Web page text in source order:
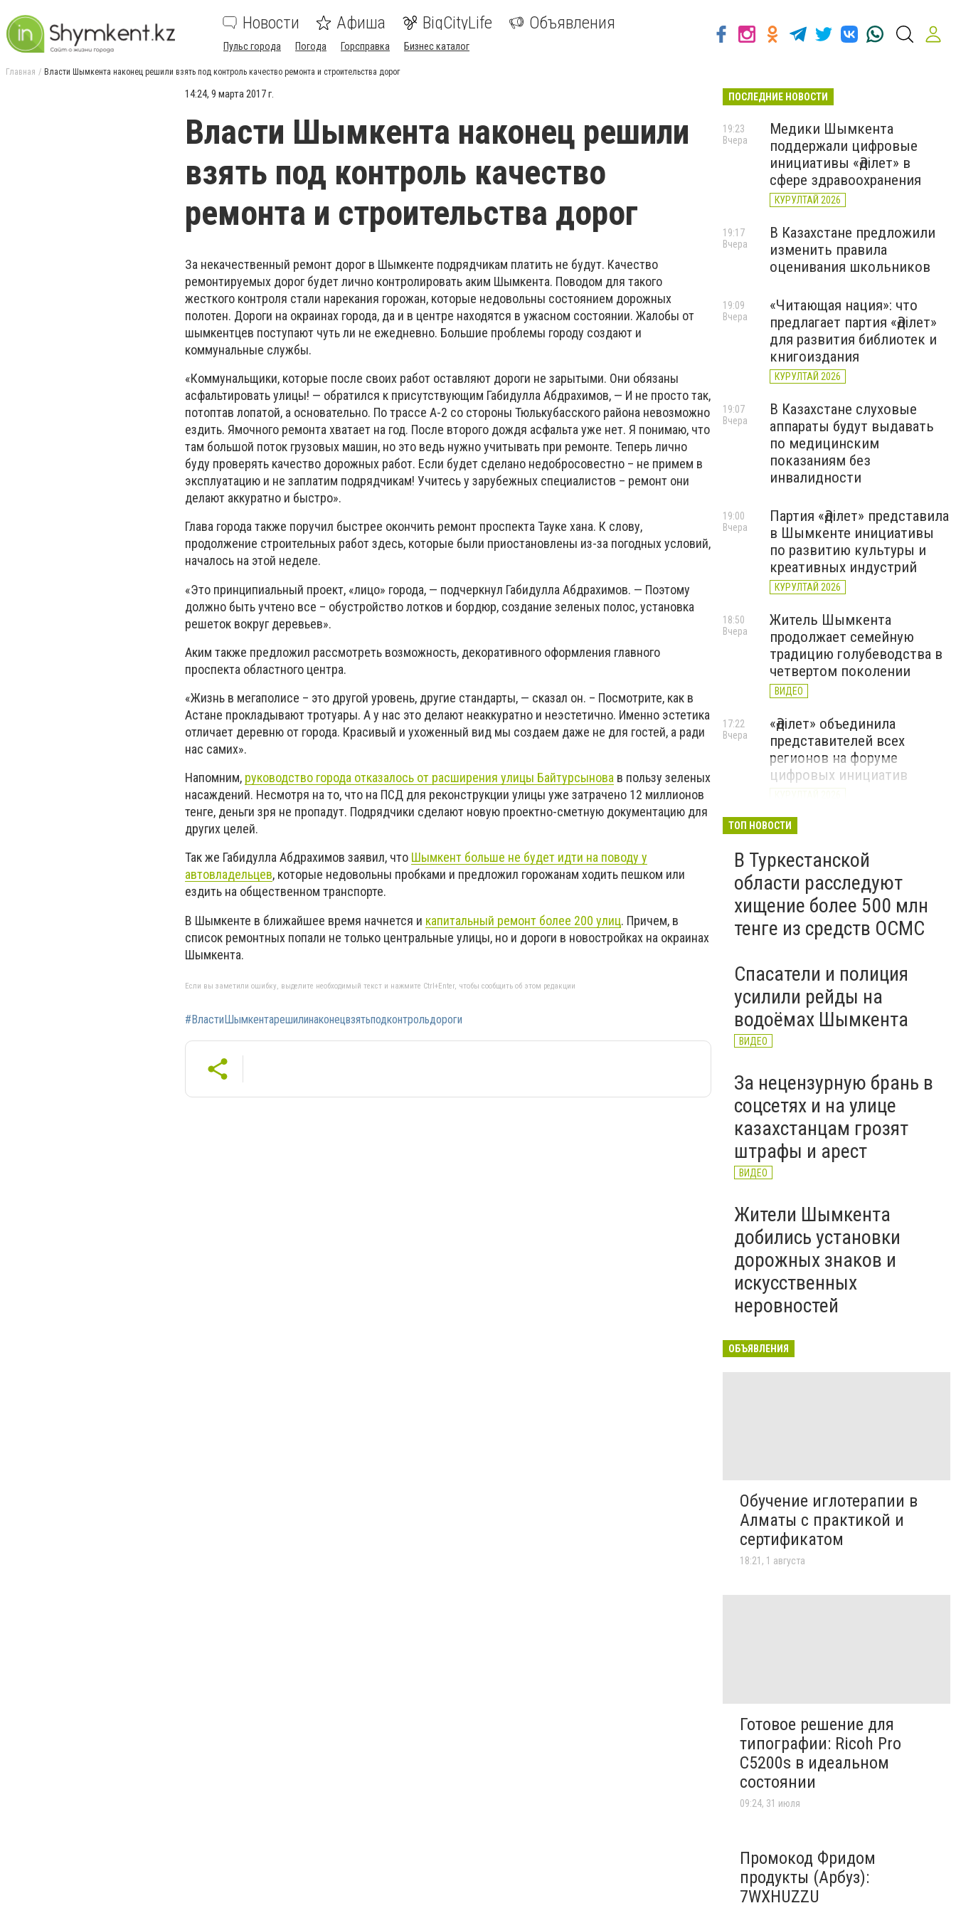
Новости Афиша BigCityLife Объявления
Пульс города Погода Горсправка Бизнес каталог
Главная Власти Шымкента наконец решили взять под контроль качество ремонта и строительства дорог
14:24, 9 марта 2017 г.
Власти Шымкента наконец решили
взять под контроль качество
ремонта и строительства дорог
За некачественный ремонт дорог в Шымкенте подрядчикам платить не будут. Качество
ремонтируемых дорог будет лично контролировать аким Шымкента. Поводом для такого
жесткого контроля стали нарекания горожан, которые недовольны состоянием дорожных
полотен. Дороги на окраинах города, да и в центре находятся в ужасном состоянии. Жалобы от
шымкентцев поступают чуть ли не ежедневно. Большие проблемы городу создают и
коммунальные службы.
«Коммунальщики, которые после своих работ оставляют дороги не зарытыми. Они обязаны
асфальтировать улицы! — обратился к присутствующим Габидулла Абдрахимов, — И не просто так,
потоптав лопатой, а основательно. По трассе А-2 со стороны Тюлькубасского района невозможно
ездить. Ямочного ремонта хватает на год. После второго дождя асфальта уже нет. Я понимаю, что
там большой поток грузовых машин, но это ведь нужно учитывать при ремонте. Теперь лично
буду проверять качество дорожных работ. Если будет сделано недобросовестно – не примем в
эксплуатацию и не заплатим подрядчикам! Учитесь у зарубежных специалистов – ремонт они
делают аккуратно и быстро».
Глава города также поручил быстрее окончить ремонт проспекта Тауке хана. К слову,
продолжение строительных работ здесь, которые были приостановлены из-за погодных условий,
началось на этой неделе.
«Это принципиальный проект, «лицо» города, — подчеркнул Габидулла Абдрахимов. — Поэтому
должно быть учтено все – обустройство лотков и бордюр, создание зеленых полос, установка
решеток вокруг деревьев».
Аким также предложил рассмотреть возможность, декоративного оформления главного
проспекта областного центра.
«Жизнь в мегаполисе – это другой уровень, другие стандарты, — сказал он. – Посмотрите, как в
Астане прокладывают тротуары. А у нас это делают неаккуратно и неэстетично. Именно эстетика
отличает деревню от города. Красивый и ухоженный вид мы создаем даже не для гостей, а ради
нас самих».
Напомним, руководство города отказалось от расширения улицы Байтурсынова в пользу зеленых
насаждений. Несмотря на то, что на ПСД для реконструкции улицы уже затрачено 12 миллионов
тенге, деньги зря не пропадут. Подрядчики сделают новую проектно-сметную документацию для
других целей.
Так же Габидулла Абдрахимов заявил, что Шымкент больше не будет идти на поводу у
автовладельцев, которые недовольны пробками и предложил горожанам ходить пешком или
ездить на общественном транспорте.
В Шымкенте в ближайшее время начнется и капитальный ремонт более 200 улиц. Причем, в
список ремонтных попали не только центральные улицы, но и дороги в новостройках на окраинах
Шымкента.
Если вы заметили ошибку, выделите необходимый текст и нажмите Ctrl+Enter, чтобы сообщить об этом редакции
#ВластиШымкентарешилинаконецвзятьподконтрольдороги
ПОСЛЕДНИЕ НОВОСТИ
Медики Шымкента
поддержали цифровые
инициативы «Әділет» в
сфере здравоохранения
КУРУЛТАЙ 2026
19:23
Вчера
В Казахстане предложили
изменить правила
оценивания школьников
19:17
Вчера
«Читающая нация»: что
предлагает партия «Әділет»
для развития библиотек и
книгоиздания
КУРУЛТАЙ 2026
19:09
Вчера
В Казахстане слуховые
аппараты будут выдавать
по медицинским
показаниям без
инвалидности
19:07
Вчера
Партия «Әділет» представила
в Шымкенте инициативы
по развитию культуры и
креативных индустрий
КУРУЛТАЙ 2026
19:00
Вчера
Житель Шымкента
продолжает семейную
традицию голубеводства в
четвертом поколении
ВИДЕО
18:50
Вчера
«Әділет» объединила
представителей всех
регионов на форуме
цифровых инициатив
17:22
Вчера
В Казахстане назвали
высокооплачиваемые
вакансии июля
12:15
ТОП НОВОСТИ
В Туркестанской
области расследуют
хищение более 500 млн
тенге из средств ОСМС
Спасатели и полиция
усилили рейды на
водоёмах Шымкента
ВИДЕО
За нецензурную брань в
соцсетях и на улице
казахстанцам грозят
штрафы и арест
ВИДЕО
Жители Шымкента
добились установки
дорожных знаков и
искусственных
неровностей
ОБЪЯВЛЕНИЯ
Обучение иглотерапии в
Алматы с практикой и
сертификатом
18:21, 1 августа
Готовое решение для
типографии: Ricoh Pro
C5200s в идеальном
состоянии
09:24, 31 июля
Промокод Фридом
продукты (Арбуз):
7WXHUZZU